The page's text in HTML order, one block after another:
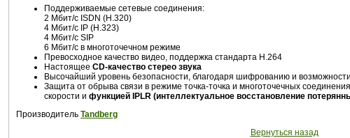
Поддерживаемые сетевые соединения:
2 Мбит/с ISDN (H.320)
4 Мбит/с IP (H.323)
4 Мбит/с SIP
6 Мбит/с в многоточечном режиме
Превосходное качество видео, поддержка стандарта H.264
Настоящее CD-качество стерео звука
Высочайший уровень безопасности, благодаря шифрованию и
Защита от обрыва связи в режиме точка-точка и многоточечных
скорости и функцией IPLR (интеллектуальное восстановление
Производитель Tandberg
Вернуться назад